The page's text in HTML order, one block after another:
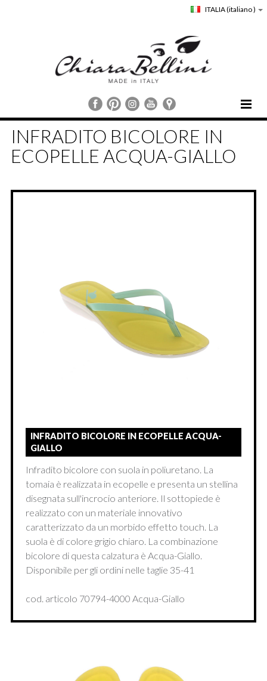
ITALIA(italiano )
HOME
CHIARA BELLINI
COLLEZIONI
STORE LOCATOR
INFRADITO BICOLORE IN
ECOPELLE ACQUA-GIALLO
INFRADITO BICOLORE IN ECOPELLE ACQUA-
GIALLO
Infradito bicolore con suola in poliuretano. La
tomaia è realizzata in ecopelle e presenta un stellina
disegnata sull'incrocio anteriore. Il sottopiede è
realizzato con un materiale innovativo
caratterizzato da un morbido effetto touch. La
suola è di colore grigio chiaro. La combinazione
bicolore di questa calzatura è Acqua-Giallo.
Disponibile per gli ordini nelle taglie 35-41
cod. articolo 70794-4000 Acqua-Giallo